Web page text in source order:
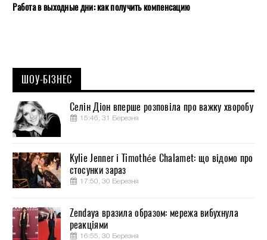
Работа в выходные дни: как получить компенсацию
ШОУ-БІЗНЕС
Селін Діон вперше розповіла про важку хворобу
15:46, 31 Березня
Kylie Jenner і Timothée Chalamet: що відомо про
стосунки зараз
17:50, 30 Березня
Zendaya вразила образом: мережа вибухнула
реакціями
16:55, 30 Березня